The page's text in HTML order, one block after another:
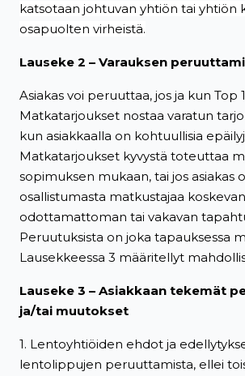
katsotaan johtuvan yhtiön tai yhtiön
osapuolten virheistä.
Lauseke 2 – Varauksen
Asiakas voi peruuttaa, jos ja kun Top
Matkatarjoukset nostaa varatun
kun asiakkaalla on kohtuullisia
Matkatarjoukset kyvystä toteuttaa
sopimuksen mukaan, tai jos asiakas
osallistumasta matkustajaa
odottamattoman tai vakavan
Peruutuksista on joka tapauksessa
Lausekkeessa 3 määritellyt
Lauseke 3 – Asiakkaan tekemät
ja/tai muutokset
1. Lentoyhtiöiden ehdot ja
lentolippujen peruuttamista, ellei